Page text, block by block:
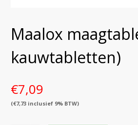
Maalox
kauwtabletten)
€7,09
(€7,73 inclusief 9% BTW)